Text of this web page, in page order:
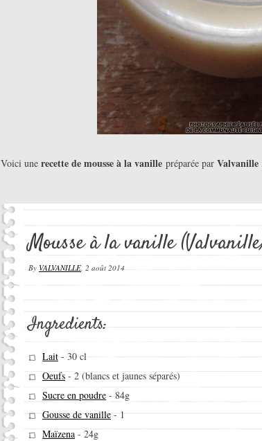
Voici une recette de mousse à la vanille préparée par Valvanille
Mousse à la vanille
ByVALVANILLE, 2 août 2014
Ingredients:
Lait-30 cl
Oeufs- 2 (blancs et jaunes séparés)
Sucre en poudre - 84g
Gousse de vanille - 1
Maïzena-24g